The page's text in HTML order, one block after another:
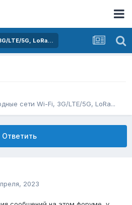
LTE/5G, LoRa...
сети Wi-Fi, 3G/LTE/5G, LoRa...
Ответить
2023